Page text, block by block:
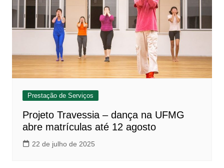
Prestação de Serviços
Projeto Travessia – dança na UFMG
abre matrículas até 12 agosto
22 de julho de 2025